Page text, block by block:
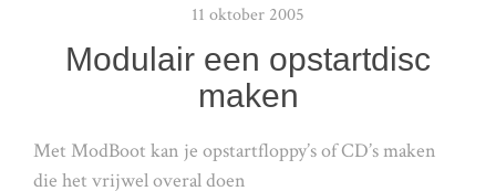
11 oktober 2005
Modulair een opstartdisc
maken
Met ModBoot kan je opstartfloppy’s of CD’s maken
die het vrijwel overal doen